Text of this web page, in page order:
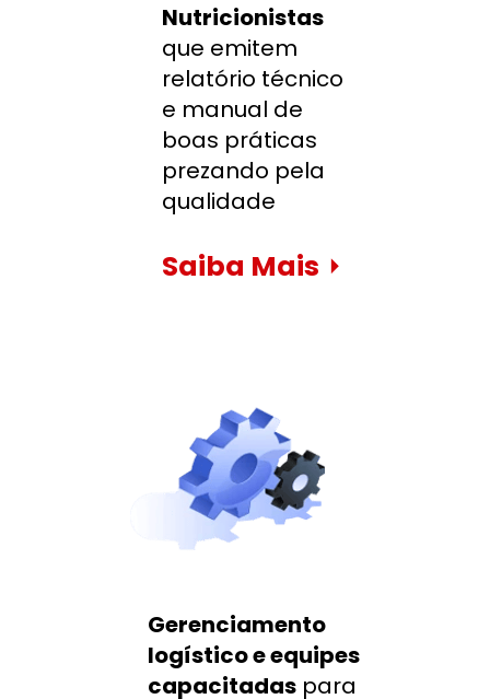
Gerenciamento
logístico e equipes
capacitadas para
Nutricionistas
que emitem
relatório técnico
e manual de
boas práticas
prezando pela
qualidade
Saiba Mais ⏵